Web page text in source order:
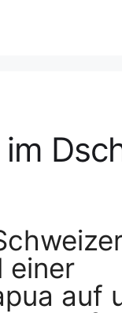
einer
auf